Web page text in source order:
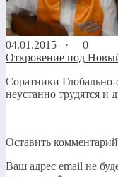
04.01.2015 ·
0
Откровение под
Соратники
неустанно трудятся
Оставить комментарий
Ваш адрес email не